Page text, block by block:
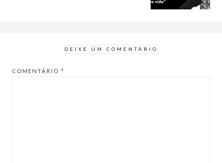
DEIXE UM COMENTÁRIO
COMENTÁRIO *